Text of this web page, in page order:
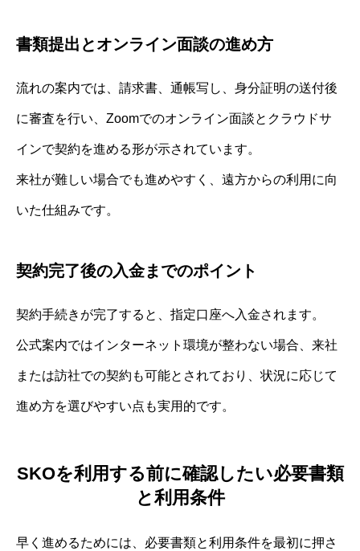
書類提出とオンライン面談の進め方
流れの案内では、請求書、通帳写し、身分証明の送付後
に審査を行い、Zoomでのオンライン面談とクラウドサ
インで契約を進める形が示されています。
来社が難しい場合でも進めやすく、遠方からの利用に向
いた仕組みです。
契約完了後の入金までのポイント
契約手続きが完了すると、指定口座へ入金されます。
公式案内ではインターネット環境が整わない場合、来社
または訪社での契約も可能とされており、状況に応じて
進め方を選びやすい点も実用的です。
SKOを利用する前に確認したい必要書類
と利用条件
早く進めるためには、必要書類と利用条件を最初に押さ